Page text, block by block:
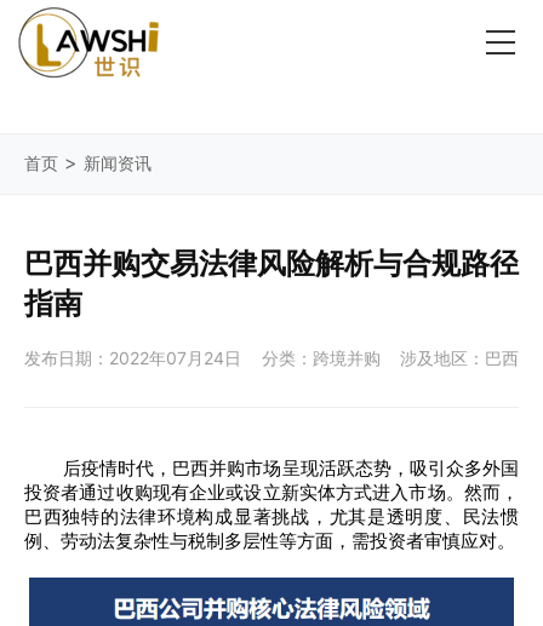
首页 > 新闻资讯
巴西并购交易法律风险解析与合规路径
指南
发布日期：2022年07月24日 分类：跨境并购 涉及地区：巴西
后疫情时代，巴西并购市场呈现活跃态势，吸引众多外国
投资者通过收购现有企业或设立新实体方式进入市场。然而，
巴西独特的法律环境构成显著挑战，尤其是透明度、民法惯
例、劳动法复杂性与税制多层性等方面，需投资者审慎应对。